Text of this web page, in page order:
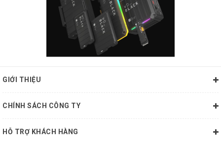
GIỚI THIỆU
CHÍNH SÁCH CÔNG TY
HỖ TRỢ KHÁCH HÀNG